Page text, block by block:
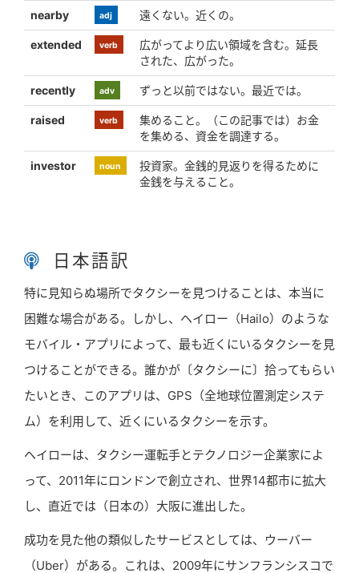
nearby adj 遠くない。近くの。
extended verb
広がってより広い領域を含む。延長
された、広がった。
recently adv ずっと以前ではない。最近では。
raised verb
集めること。（この記事では）お金
を集める、資金を調達する。
investor noun
投資家。金銭的見返りを得るために
金銭を与えること。
日本語訳
特に見知らぬ場所でタクシーを見つけることは、本当に
困難な場合がある。しかし、ヘイロー（Hailo）のような
モバイル・アプリによって、最も近くにいるタクシーを見
つけることができる。誰かが〔タクシーに〕拾ってもらい
たいとき、このアプリは、GPS（全地球位置測定システ
ム）を利用して、近くにいるタクシーを示す。
ヘイローは、タクシー運転手とテクノロジー企業家によ
って、2011年にロンドンで創立され、世界14都市に拡大
し、直近では（日本の）大阪に進出した。
成功を見た他の類似したサービスとしては、ウーバー
（Uber）がある。これは、2009年にサンフランシスコで